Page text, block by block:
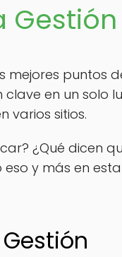
Gestión
mejores puntos
en un solo
varios sitios.
¿Qué dicen
eso y más en